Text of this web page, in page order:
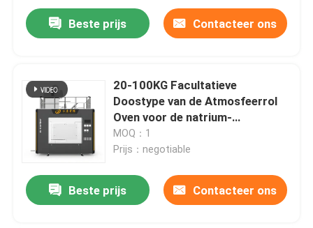
Beste prijs Contacteer ons
20-100KG Facultatieve
Doostype van de Atmosfeerrol
Oven voor de natrium-
Ionenmaterialen van de
Batterijkathode
MOQ：1
Prijs：negotiable
Beste prijs Contacteer ons